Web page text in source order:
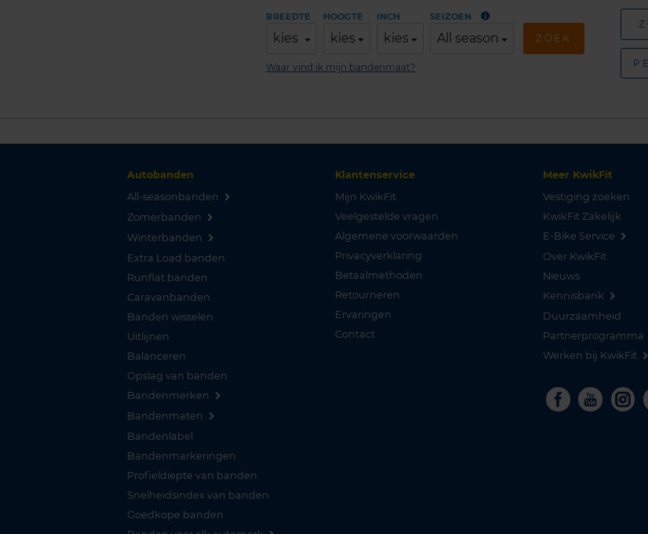
BREEDTE
kies
HOOGTE
kies
INCH
kies
SEIZOEN
All season ZOEK
Waar vind ik mijn bandenmaat?
Autobanden
All-seasonbanden
Zomerbanden
Winterbanden
Extra Load banden
Runflat banden
Caravanbanden
Banden wisselen
Uitlijnen
Balanceren
Opslag van banden
Bandenmerken
Bandenmaten
Bandenlabel
Bandenmarkeringen
Profieldiepte van banden
Snelheidsindex van banden
Goedkope banden
Klantenservice
Mijn KwikFit
Veelgestelde vragen
Algemene voorwaarden
Privacyverklaring
Betaalmethoden
Retourneren
Ervaringen
Contact
Meer KwikFit
Vestiging zoeken
KwikFit Zakelijk
E-Bike Service
Over KwikFit
Nieuws
Kennisbank
Duurzaamheid
Partnerprogramma
Werken bij KwikFit
Facebook